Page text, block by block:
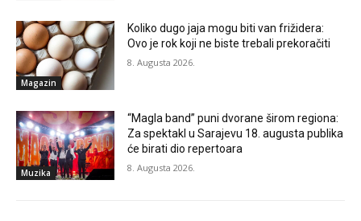
Magazin
Koliko dugo jaja mogu biti van frižidera:
Ovo je rok koji ne biste trebali prekoračiti
8. Augusta 2026.
Muzika
“Magla band” puni dvorane širom regiona:
Za spektakl u Sarajevu 18. augusta publika
će birati dio repertoara
8. Augusta 2026.